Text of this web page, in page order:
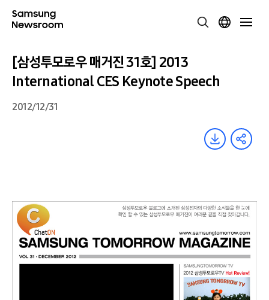
[삼성투모로우 매거진 31호] 2013
International CES Keynote Speech
2012/12/31